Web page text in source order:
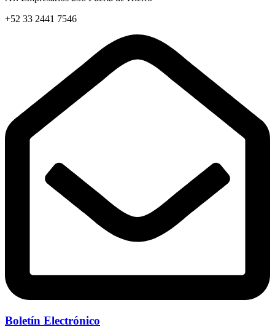
+52 33 2441 7546
Boletín Electrónico